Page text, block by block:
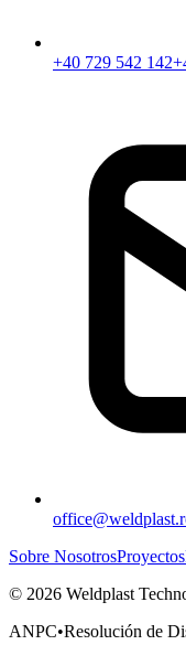
+40 729 542 142
Sobre NosotrosProyectos
© 2026 Weldplast
ANPC•Resolución de